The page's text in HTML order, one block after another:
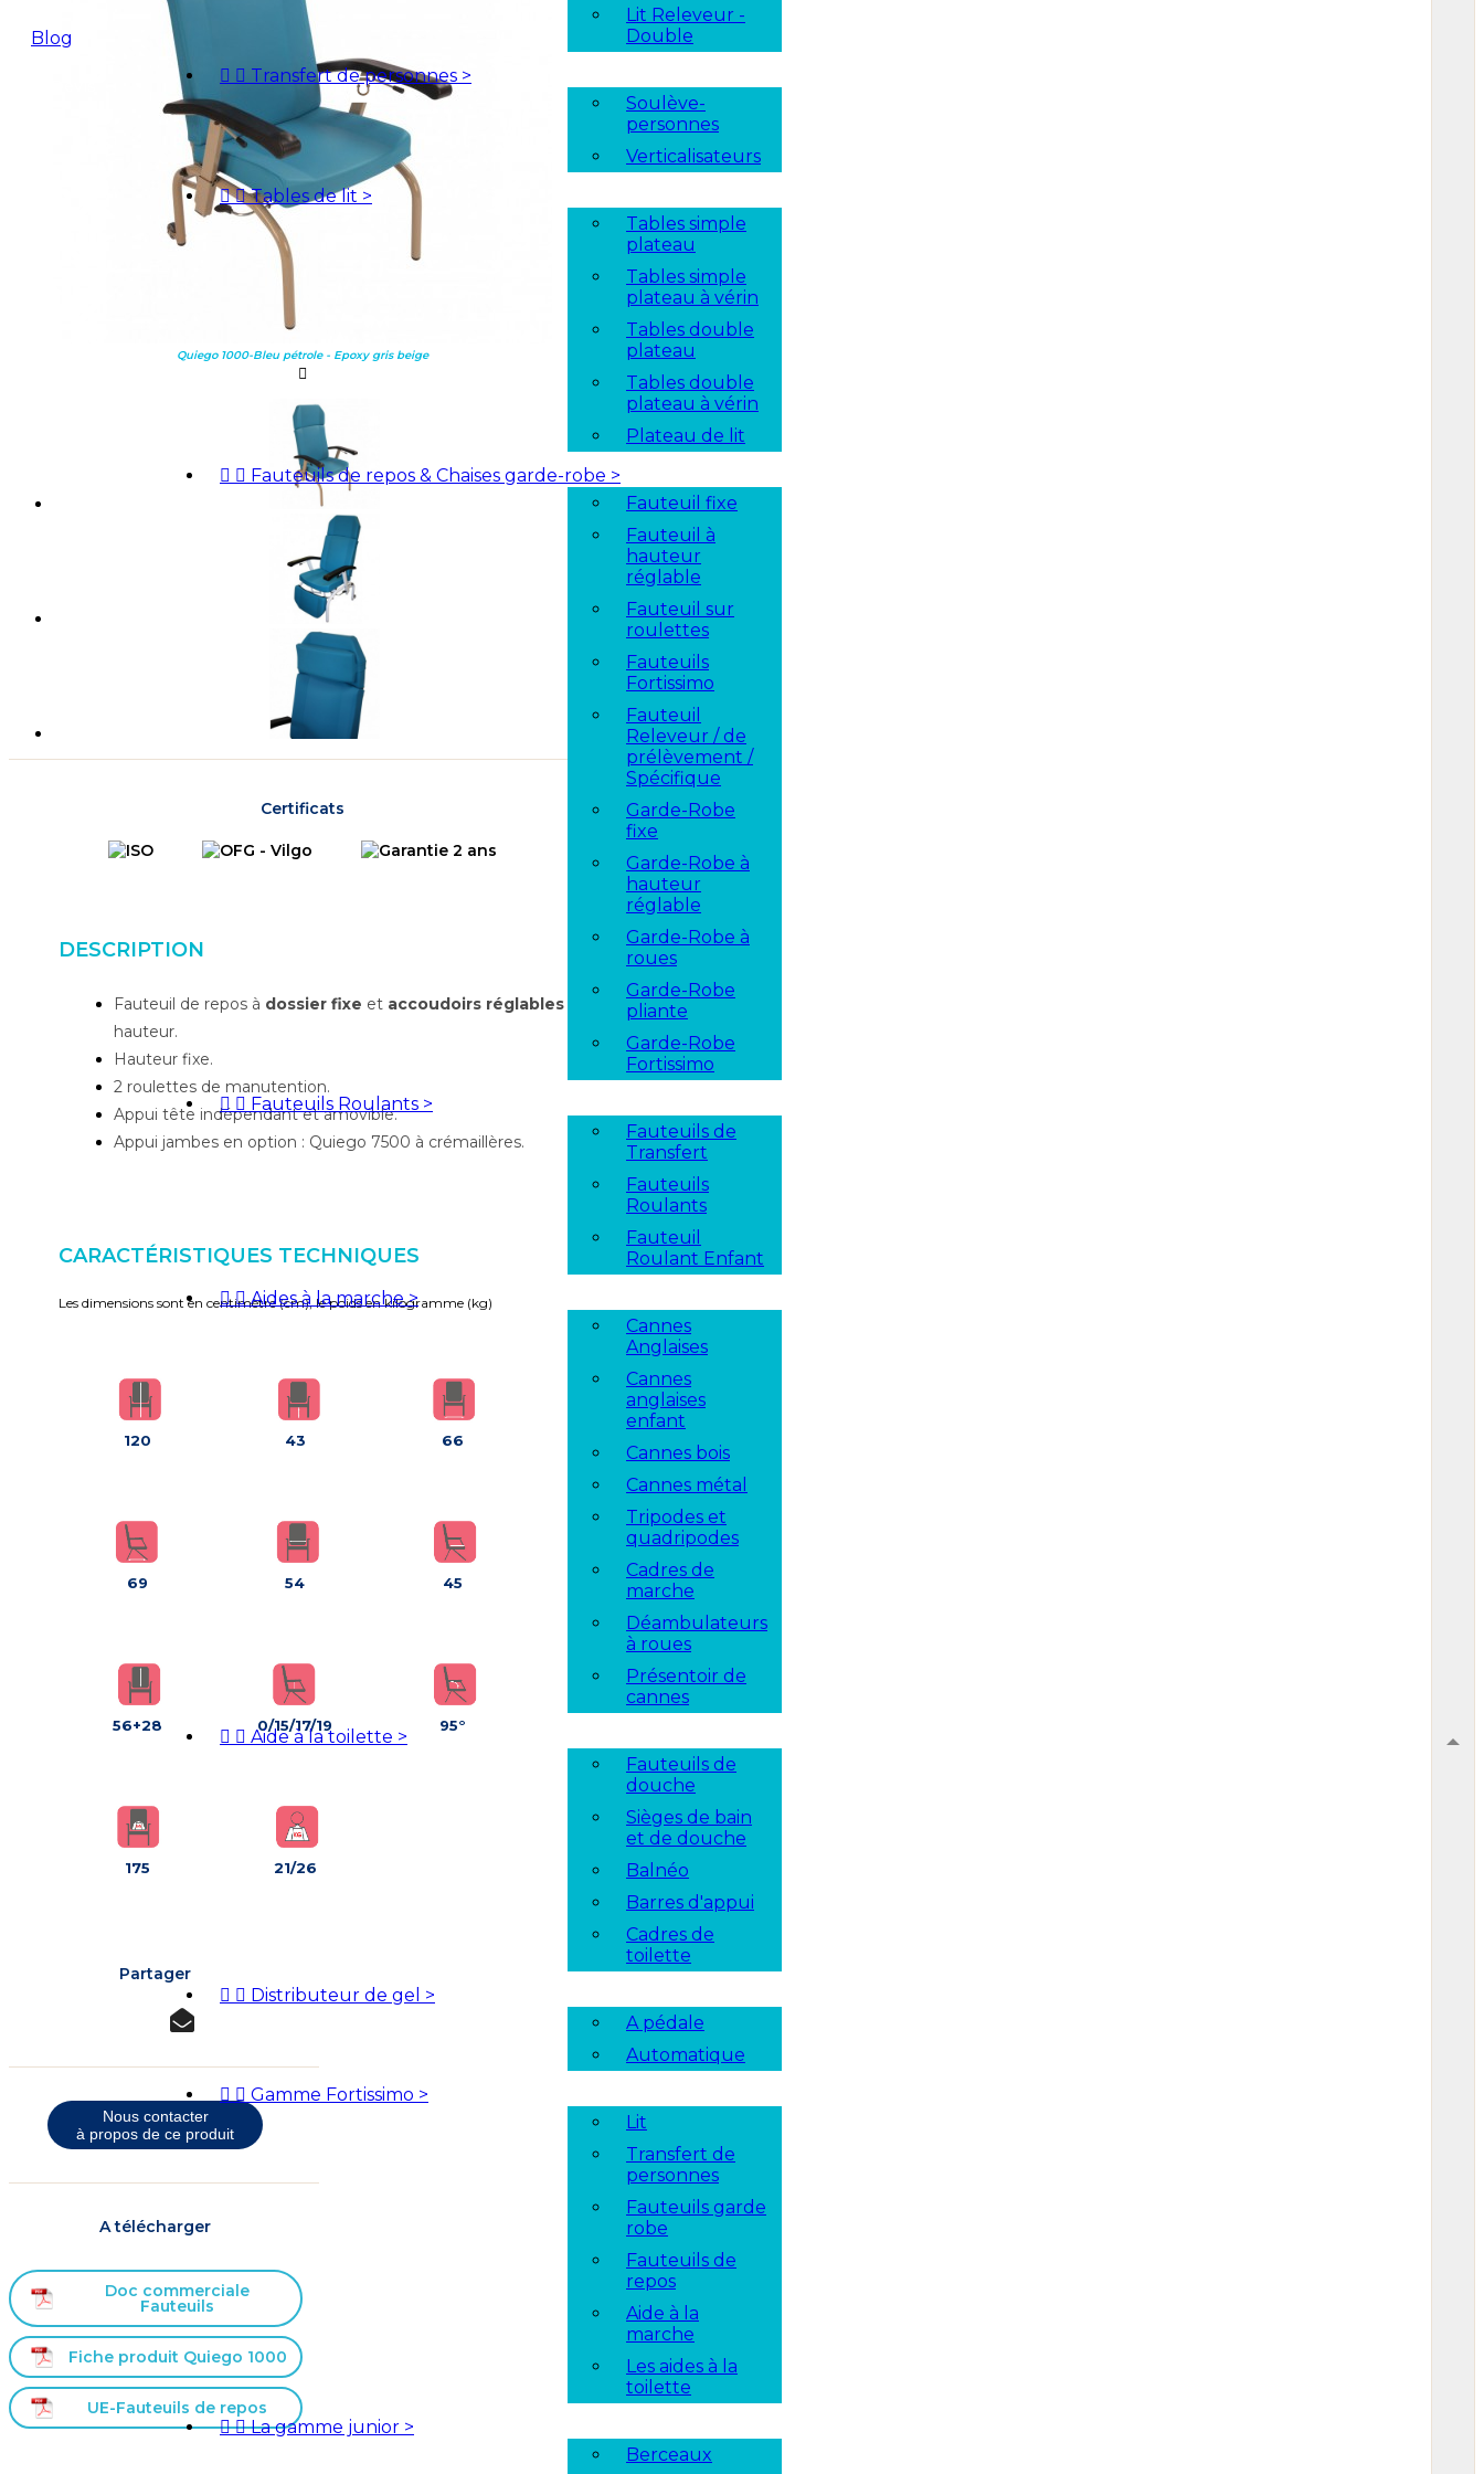
Lit Releveur -
Double
  Transfert de personnes >
Soulève-
personnes
Verticalisateurs
  Tables de lit >
Tables simple
plateau
Tables simple
plateau à vérin
Tables double
plateau
Tables double
plateau à vérin
Plateau de lit
  Fauteuils de repos & Chaises garde-robe >
Fauteuil fixe
Fauteuil à
hauteur
réglable
Fauteuil sur
roulettes
Fauteuils
Fortissimo
Fauteuil
Releveur / de
prélèvement /
Spécifique
Garde-Robe
fixe
Garde-Robe à
hauteur
réglable
Garde-Robe à
roues
Garde-Robe
pliante
Garde-Robe
Fortissimo
  Fauteuils Roulants >
Fauteuils de
Transfert
Fauteuils
Roulants
Fauteuil
Roulant Enfant
  Aides à la marche>
Cannes
Anglaises
Cannes
anglaises
enfant
Cannes bois
Cannes métal
Tripodes et
quadripodes
Cadres de
marche
Déambulateurs
à roues
Présentoir de
cannes
  Aide à la toilette >
Fauteuils de
douche
Sièges de bain
et de douche
Balnéo
Barres d'appui
Cadres de
toilette
  Distributeur de gel >
A pédale
Automatique
  Gamme Fortissimo >
Lit
Transfert de
personnes
Fauteuils garde
robe
Fauteuils de
repos
Aide à la
marche
Les aides à la
toilette
  La gamme junior >
Berceaux
Blog
Quiego 1000-Bleu pétrole - Epoxy gris beige

Certificats
DESCRIPTION
Fauteuil de repos à dossier fixe et accoudoirs réglables
hauteur.
Hauteur fixe.
2 roulettes de manutention.
Appui tête indépendant et amovible.
Appui jambes en option : Quiego 7500 à crémaillères.
CARACTÉRISTIQUES TECHNIQUES
Les dimensions sont en centimètre (cm), le poids en kilogramme (kg)
120 43 66
69 54 45
56+28 0/15/17/19 95°
175 21/26
Partager
Nous contacter
à propos de ce produit
A télécharger
Doc commerciale
Fauteuils
Fiche produit Quiego 1000
UE-Fauteuils de repos